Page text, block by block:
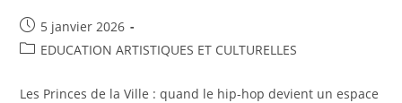
5 janvier 2026
EDUCATION ARTISTIQUES ET CULTURELLES
Les Princes de la Ville : quand le hip-hop devient un espace